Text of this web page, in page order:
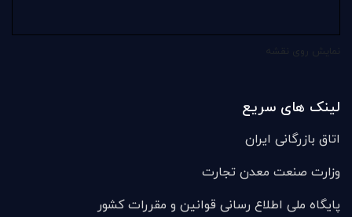
لینک های سریع
اتاق بازرگانی ایران
وزارت صنعت معدن تجارت
پایگاه ملی اطلاع رسانی قوانین و مقررات کشور